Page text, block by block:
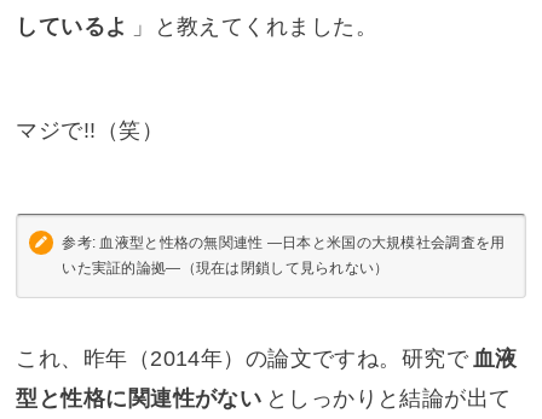
しているよ
」と教えてくれました。
マジで!!（笑）
参考: 血液型と性格の無関連性 ―日本と米国の大規模社会調査を用
いた実証的論拠―（現在は閉鎖して見られない）
これ、昨年（2014年）の論文ですね。研究で血液
型と性格に関連性がない としっかりと結論が出て